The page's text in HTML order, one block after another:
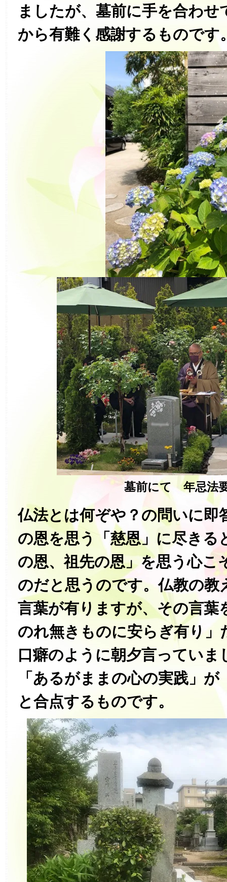
ましたが、墓前に手を合わせ
から有難く感謝するものです
墓前にて 年忌法
仏法とは何ぞや？の問いに即
の恩を思う「慈恩」に尽きる
の恩、祖先の恩」を思う心こ
のだと思うのです。仏教の教
言葉が有りますが、その言葉
のれ無きものに安らぎ有り」
口癖のように朝夕言っていま
「あるがままの心の実践」
と合点するものです。